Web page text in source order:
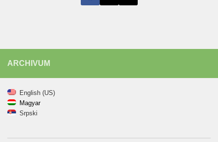
ARCHIVUM
English (US)
Magyar
Srpski